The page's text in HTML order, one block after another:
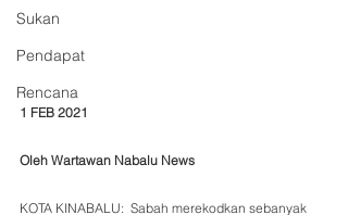
Sukan
Pendapat
Rencana
1 FEB 2021
Oleh Wartawan Nabalu News
KOTA KINABALU:  Sabah merekodkan sebanyak